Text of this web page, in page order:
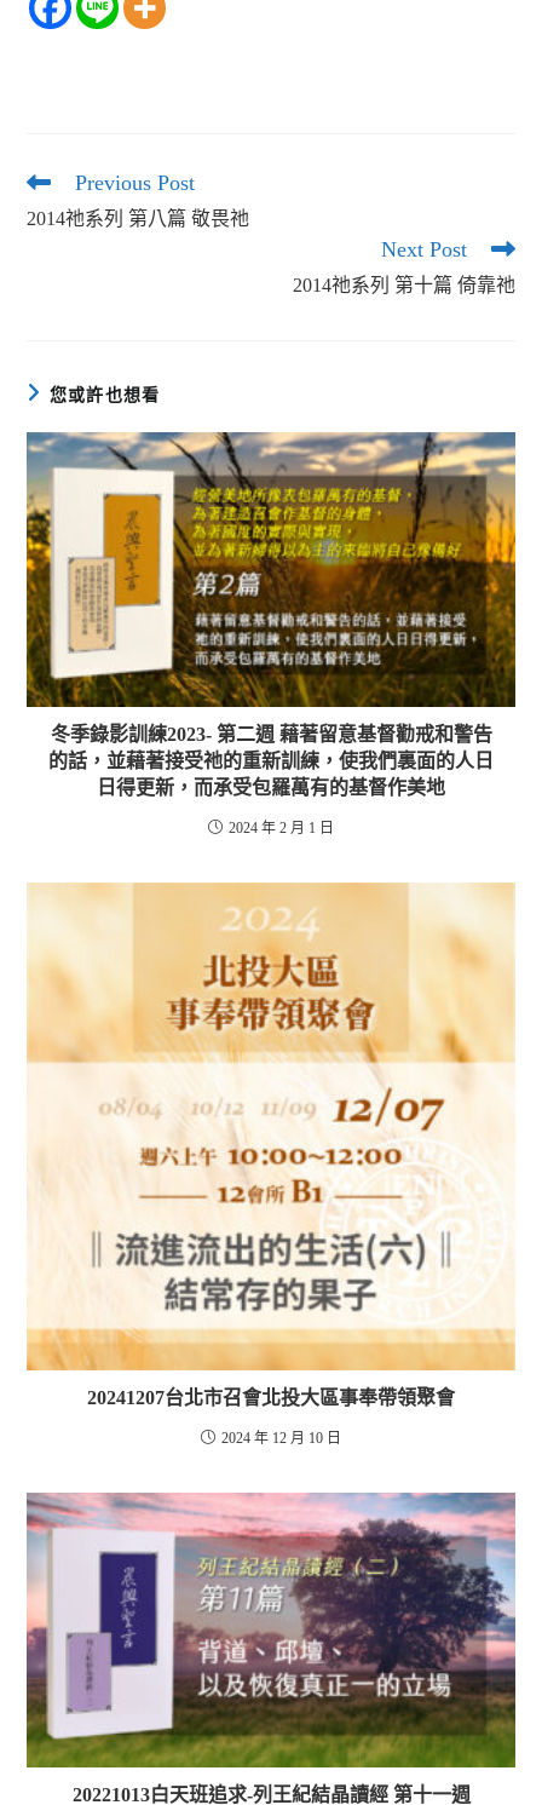
Read
articles
Previous Post
2014祂系列 第八篇 敬畏祂
Next Post
2014祂系列 第十篇 倚靠祂
您或許也想看
冬季錄影訓練2023- 第二週 藉著留意基督勸戒和警告
的話，並藉著接受祂的重新訓練，使我們裏面的人日
日得更新，而承受包羅萬有的基督作美地
2024 年 2 月 1 日
20241207台北市召會北投大區事奉帶領聚會
2024 年 12 月 10 日
20221013白天班追求-列王紀結晶讀經 第十一週